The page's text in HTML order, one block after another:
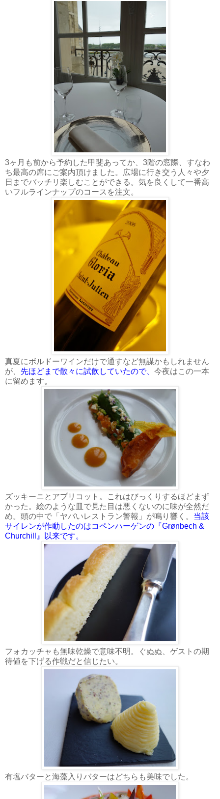
3ヶ月も前から予約した甲斐あってか、3階の窓際、すなわ
ち最高の席にご案内頂けました。広場に行き交う人々や夕
日までバッチリ楽しむことができる。気を良くして一番高
いフルラインナップのコースを注文。
真夏にボルドーワインだけで通すなど無謀かもしれません
が、 先ほどまで散々に試飲していたので、 今夜はこの一本
に留めます。
ズッキーニとアプリコット。これはびっくりするほどまず
かった。絵のような皿で見た目は悪くないのに味が全然だ
め。頭の中で「ヤバいレストラン警報」が鳴り響く。 当該
サイレンが作動したのはコペンハーゲンの『Grønbech &
Churchill
』 以来です。
フォカッチャも無味乾燥で意味不明。ぐぬぬ、ゲストの期
待値を下げる作戦だと信じたい。
有塩バターと海藻入りバターはどちらも美味でした。